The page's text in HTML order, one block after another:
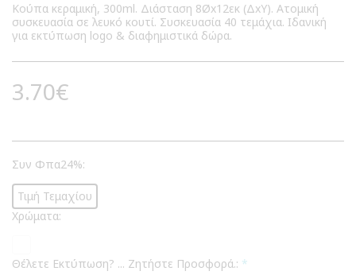
Κούπα κεραμική, 300ml. Διάσταση 8Øx12εκ (ΔxΥ). Ατομική
συσκευασία σε λευκό κουτί. Συσκευασία 40 τεμάχια. Ιδανική
για εκτύπωση logo & διαφημιστικά δώρα.
3.70€
Συν Φπα24%:
Τιμή Τεμαχίου
Χρώματα:
Θέλετε Εκτύπωση? ... Ζητήστε Προσφορά.: *